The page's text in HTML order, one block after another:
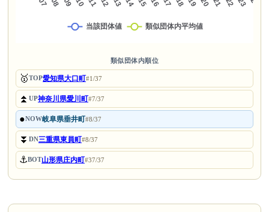
類似団体内順位
🥇TOP愛知県大口町#1/37
⏫UP神奈川県愛川町#7/37
●NOW岐阜県垂井町#8/37
⏬DN三重県東員町#8/37
⚓BOT山形県庄内町#37/37